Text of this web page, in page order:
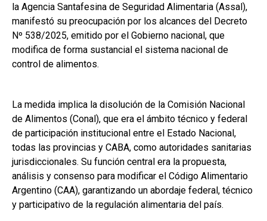
la Agencia Santafesina de Seguridad Alimentaria (Assal),
manifestó su preocupación por los alcances del Decreto
Nº 538/2025, emitido por el Gobierno nacional, que
modifica de forma sustancial el sistema nacional de
control de alimentos.
La medida implica la disolución de la Comisión Nacional
de Alimentos (Conal), que era el ámbito técnico y federal
de participación institucional entre el Estado Nacional,
todas las provincias y CABA, como autoridades sanitarias
jurisdiccionales. Su función central era la propuesta,
análisis y consenso para modificar el Código Alimentario
Argentino (CAA), garantizando un abordaje federal, técnico
y participativo de la regulación alimentaria del país.